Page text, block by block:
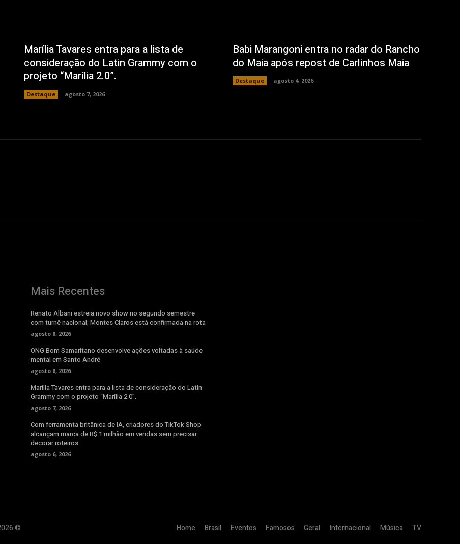
Marília Tavares entra para a lista de
consideração do Latin Grammy com o
projeto “Marília 2.0”.
Destaque agosto 7, 2026
Babi Marangoni entra no radar do Rancho
do Maia após repost de Carlinhos Maia
Destaque agosto 4, 2026
Mais Recentes
Renato Albani estreia novo show no segundo semestre
com turnê nacional; Montes Claros está confirmada na rota
agosto 8, 2026
ONG Bom Samaritano desenvolve ações voltadas à saúde
mental em Santo André
agosto 8, 2026
Marília Tavares entra para a lista de consideração do Latin
Grammy com o projeto “Marília 2.0”.
agosto 7, 2026
Com ferramenta britânica de IA, criadores do TikTok Shop
alcançam marca de R$ 1 milhão em vendas sem precisar
decorar roteiros
agosto 6, 2026
© Home Brasil Eventos Famosos Geral Internacional Música TV